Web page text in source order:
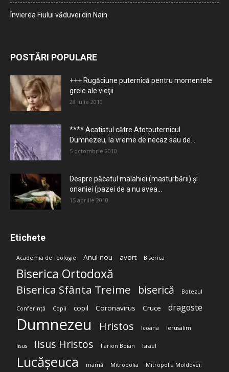
Învierea Fiului văduvei din Nain
POSTĂRI POPULARE
+++ Rugăciune puternică pentru momentele
grele ale vieţii
28 iulie 2010
**** Acatistul către Atotputernicul
Dumnezeu, la vreme de necaz sau de...
5 octombrie 2010
Despre păcatul malahiei (masturbării) şi
onaniei (pazei de a nu avea...
15 aprilie 2010
Etichete
Academia de Teologie Anul nou avort Biserica
Biserica Ortodoxă
Biserica Sfânta Treime biserică Botezul
Conferință Copii copil Coronavirus Cruce dragoste
Dumnezeu Hristos Icoana Ierusalim
Iisus Iisus Hristos Ilarion Boian Israel
Lucășeuca mamă Mitropolia Mitropolia Moldovei;